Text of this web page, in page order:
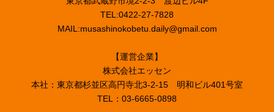
TEL:0422-27-7828
MAIL:musashinokobetu.daily@gmail.com
【運営企業】
株式会社エッセン
本社：東京都杉並区高円寺北3-2-15 明和ビル401号室
TEL：03-6665-0898